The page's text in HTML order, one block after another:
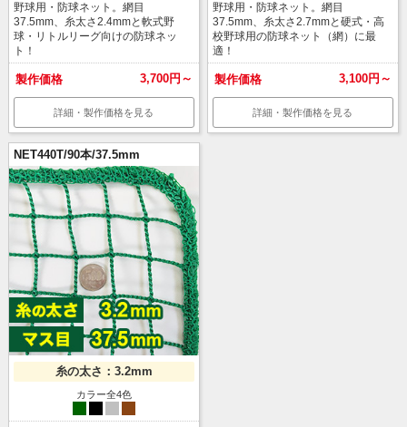
※フレームは付属しておりません。ご用意いただいたフレー
ムのサイズに合わせてご依頼くださいませ。
野球用・防球ネット。網目
37.5mm、糸太さ2.4mmと軟式野
球・リトルリーグ向けの防球ネッ
ト！
製作価格 3,700円～
詳細・製作価格を見る
野球用・防球ネット。網目
37.5mm、糸太さ2.7mmと硬式・高
校野球用の防球ネット（網）に最
適！
製作価格 3,100円～
詳細・製作価格を見る
NET440T/90本/37.5mm
糸の太さ：3.2mm
カラー全4色